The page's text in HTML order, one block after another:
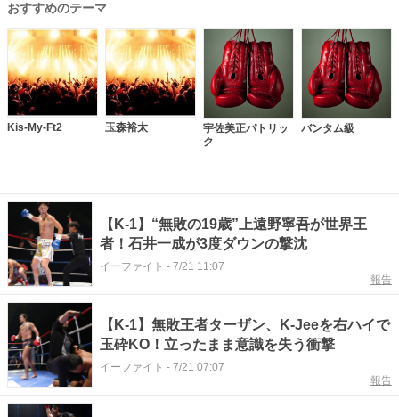
おすすめのテーマ
Kis-My-Ft2 玉森裕太
宇佐美正パトリッ
ク
バンタム級
【K-1】“無敗の19歳”上遠野寧吾が世界王
者！石井一成が3度ダウンの撃沈
イーファイト - 7/21 11:07
報告
【K-1】無敗王者ターザン、K-Jeeを右ハイで
玉砕KO！立ったまま意識を失う衝撃
イーファイト - 7/21 07:07
報告